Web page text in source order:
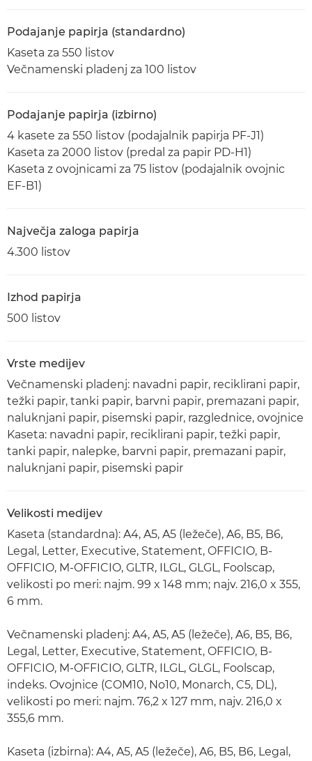
Podajanje papirja (standardno)
Kaseta za 550 listov
Večnamenski pladenj za 100 listov
Podajanje papirja (izbirno)
4 kasete za 550 listov (podajalnik papirja PF-J1)
Kaseta za 2000 listov (predal za papir PD-H1)
Kaseta z ovojnicami za 75 listov (podajalnik ovojnic
EF-B1)
Največja zaloga papirja
4.300 listov
Izhod papirja
500 listov
Vrste medijev
Večnamenski pladenj: navadni papir, reciklirani papir,
težki papir, tanki papir, barvni papir, premazani papir,
naluknjani papir, pisemski papir, razglednice, ovojnice
Kaseta: navadni papir, reciklirani papir, težki papir,
tanki papir, nalepke, barvni papir, premazani papir,
naluknjani papir, pisemski papir
Velikosti medijev
Kaseta (standardna): A4, A5, A5 (ležeče), A6, B5, B6,
Legal, Letter, Executive, Statement, OFFICIO, B-
OFFICIO, M-OFFICIO, GLTR, ILGL, GLGL, Foolscap,
velikosti po meri: najm. 99 x 148 mm; najv. 216,0 x 355,
6 mm.
Večnamenski pladenj: A4, A5, A5 (ležeče), A6, B5, B6,
Legal, Letter, Executive, Statement, OFFICIO, B-
OFFICIO, M-OFFICIO, GLTR, ILGL, GLGL, Foolscap,
indeks. Ovojnice (COM10, No10, Monarch, C5, DL),
velikosti po meri: najm. 76,2 x 127 mm, najv. 216,0 x
355,6 mm.
Kaseta (izbirna): A4, A5, A5 (ležeče), A6, B5, B6, Legal,